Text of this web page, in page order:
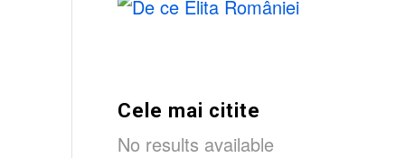
Cele mai citite
No results available